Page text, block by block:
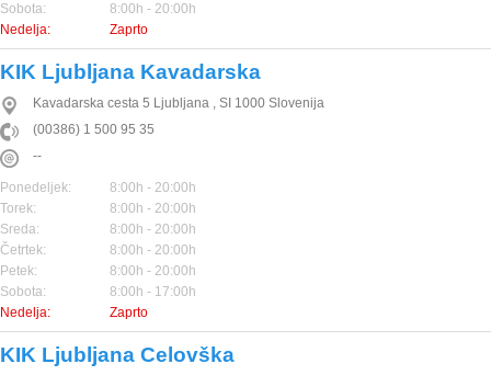
Sobota:
8:00h - 20:00h
Nedelja:
Zaprto
KIK Ljubljana Kavadarska
Kavadarska cesta 5 Ljubljana , SI 1000 Slovenija
(00386) 1 500 95 35
--
Ponedeljek:
8:00h - 20:00h
Torek:
8:00h - 20:00h
Sreda:
8:00h - 20:00h
Četrtek:
8:00h - 20:00h
Petek:
8:00h - 20:00h
Sobota:
8:00h - 17:00h
Nedelja:
Zaprto
KIK Ljubljana Celovška